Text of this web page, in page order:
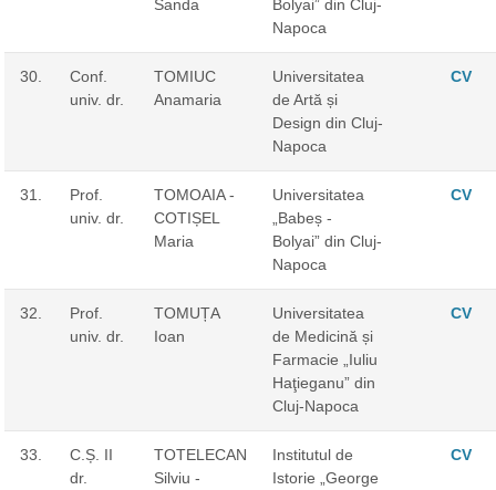
Sanda
Bolyai” din Cluj-
Napoca
30.
Conf.
univ. dr.
TOMIUC
Anamaria
Universitatea
de Artă și
Design din Cluj-
Napoca
CV
31.
Prof.
univ. dr.
TOMOAIA -
COTIȘEL
Maria
Universitatea
„Babeș -
Bolyai” din Cluj-
Napoca
CV
32.
Prof.
univ. dr.
TOMUȚA
Ioan
Universitatea
de Medicină și
Farmacie „Iuliu
Haţieganu” din
Cluj-Napoca
CV
33.
C.Ș. II
dr.
TOTELECAN
Silviu -
Institutul de
Istorie „George
CV